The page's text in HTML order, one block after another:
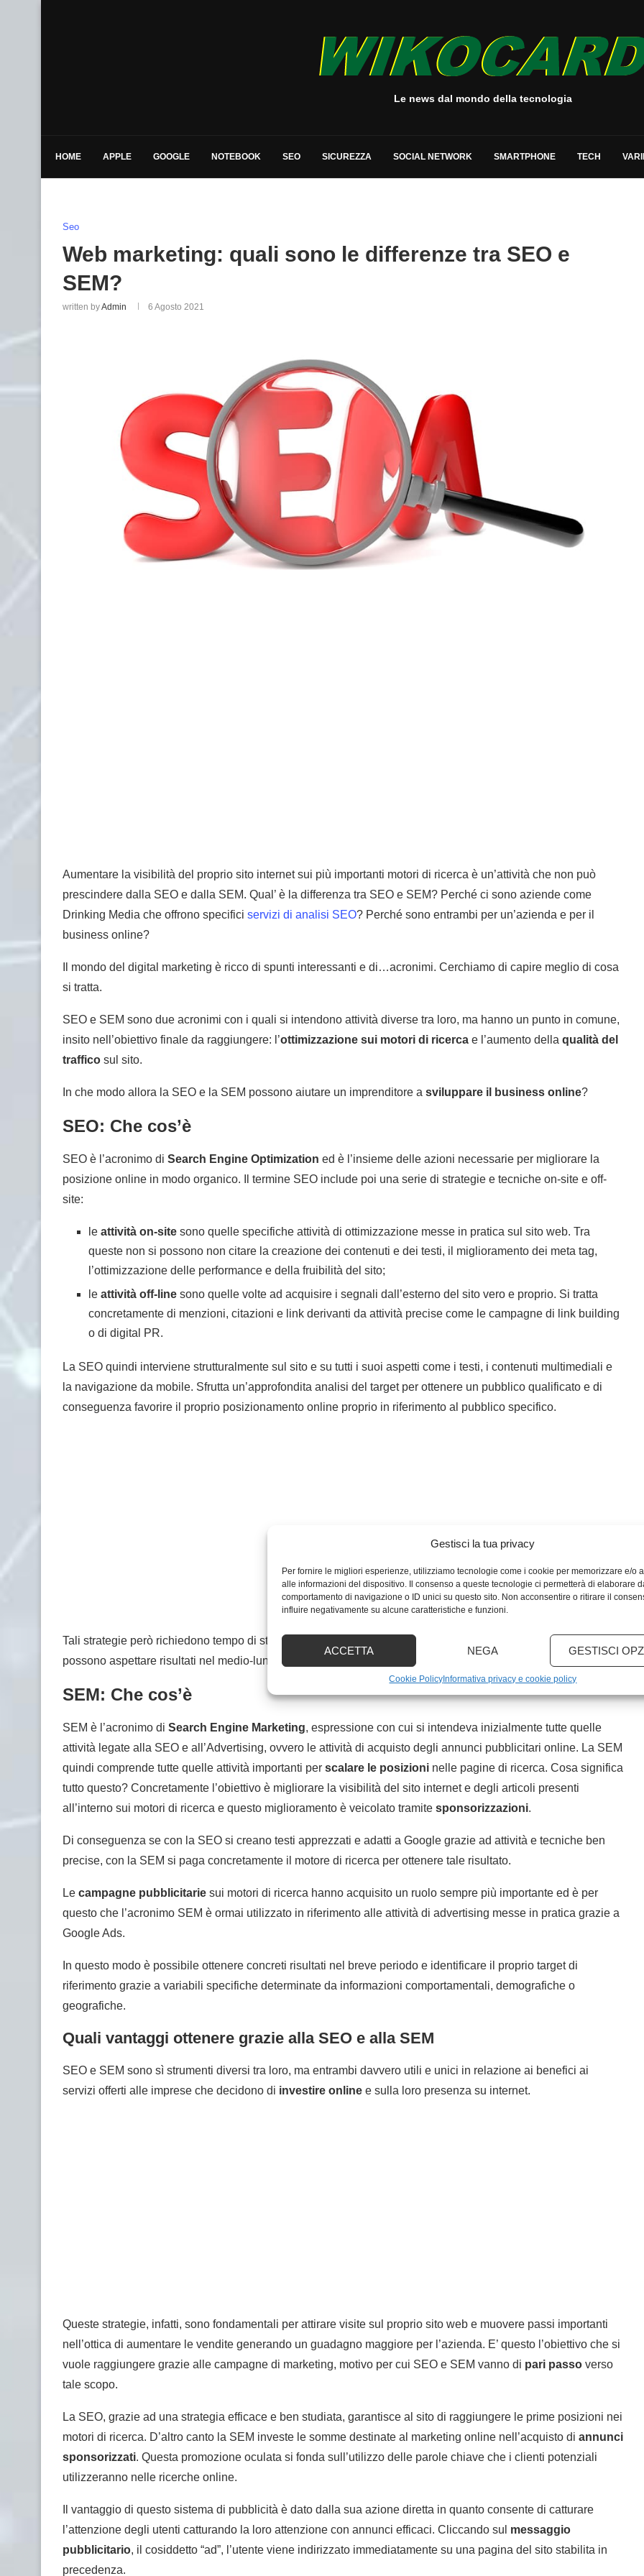
Gestisci la tua privacy
Per fornire le migliori esperienze, utilizziamo tecnologie come i cookie per memorizzare e/o
alle informazioni del dispositivo. Il consenso a queste tecnologie ci permetterà di elaborare
comportamento di navigazione o ID unici su questo sito. Non acconsentire o ritirare il
influire negativamente su alcune caratteristiche e funzioni.
ACCETTA NEGA GESTISCI
Cookie Policy Informativa privacy e cookie policy
Le news dal mondo della tecnologia
HOME APPLE GOOGLE NOTEBOOK SEO SICUREZZA SOCIAL NETWORK SMARTPHONE TECH
Seo
Web marketing: quali sono le differenze tra SEO e
SEM?
written byAdmin 6 Agosto 2021
Aumentare la visibilità del proprio sito internet sui più importanti motori di ricerca è un’attività che non può
prescindere dalla SEO e dalla SEM. Qual’ è la differenza tra SEO e SEM? Perché ci sono aziende come
Drinking Media che offrono specifici servizi di analisi SEO? Perché sono entrambi per un’azienda e per il
business online?
Il mondo del digital marketing è ricco di spunti interessanti e di…acronimi. Cerchiamo di capire meglio di cosa
si tratta.
SEO e SEM sono due acronimi con i quali si intendono attività diverse tra loro, ma hanno un punto in comune,
insito nell’obiettivo finale da raggiungere: l’ottimizzazione sui motori di ricerca e l’aumento della qualità del
traffico sul sito.
In che modo allora la SEO e la SEM possono aiutare un imprenditore a sviluppare il business online?
SEO: Che cos’è
SEO è l’acronimo di Search Engine Optimization ed è l’insieme delle azioni necessarie per migliorare la
posizione online in modo organico. Il termine SEO include poi una serie di strategie e tecniche on-site e off-
site:
le attività on-site sono quelle specifiche attività di ottimizzazione messe in pratica sul sito web. Tra
queste non si possono non citare la creazione dei contenuti e dei testi, il miglioramento dei meta tag,
l’ottimizzazione delle performance e della fruibilità del sito;
le attività off-line sono quelle volte ad acquisire i segnali dall’esterno del sito vero e proprio. Si tratta
concretamente di menzioni, citazioni e link derivanti da attività precise come le campagne di link building
o di digital PR.
La SEO quindi interviene strutturalmente sul sito e su tutti i suoi aspetti come i testi, i contenuti multimediali e
la navigazione da mobile. Sfrutta un’approfondita analisi del target per ottenere un pubblico qualificato e di
conseguenza favorire il proprio posizionamento online proprio in riferimento al pubblico specifico.
Tali strategie però richiedono tempo di studio e soprattutto per ottenere risultati per cui grazie alla SEO ci si
possono aspettare risultati nel medio-lungo periodo.
SEM: Che cos’è
SEM è l’acronimo di Search Engine Marketing, espressione con cui si intendeva inizialmente tutte quelle
attività legate alla SEO e all’Advertising, ovvero le attività di acquisto degli annunci pubblicitari online. La SEM
quindi comprende tutte quelle attività importanti per scalare le posizioni nelle pagine di ricerca. Cosa significa
tutto questo? Concretamente l’obiettivo è migliorare la visibilità del sito internet e degli articoli presenti
all’interno sui motori di ricerca e questo miglioramento è veicolato tramite sponsorizzazioni.
Di conseguenza se con la SEO si creano testi apprezzati e adatti a Google grazie ad attività e tecniche ben
precise, con la SEM si paga concretamente il motore di ricerca per ottenere tale risultato.
Le campagne pubblicitarie sui motori di ricerca hanno acquisito un ruolo sempre più importante ed è per
questo che l’acronimo SEM è ormai utilizzato in riferimento alle attività di advertising messe in pratica grazie a
Google Ads.
In questo modo è possibile ottenere concreti risultati nel breve periodo e identificare il proprio target di
riferimento grazie a variabili specifiche determinate da informazioni comportamentali, demografiche o
geografiche.
Quali vantaggi ottenere grazie alla SEO e alla SEM
SEO e SEM sono sì strumenti diversi tra loro, ma entrambi davvero utili e unici in relazione ai benefici ai
servizi offerti alle imprese che decidono di investire online e sulla loro presenza su internet.
Queste strategie, infatti, sono fondamentali per attirare visite sul proprio sito web e muovere passi importanti
nell’ottica di aumentare le vendite generando un guadagno maggiore per l’azienda. E’ questo l’obiettivo che si
vuole raggiungere grazie alle campagne di marketing, motivo per cui SEO e SEM vanno di pari passo verso
tale scopo.
La SEO, grazie ad una strategia efficace e ben studiata, garantisce al sito di raggiungere le prime posizioni nei
motori di ricerca. D’altro canto la SEM investe le somme destinate al marketing online nell’acquisto di annunci
sponsorizzati. Questa promozione oculata si fonda sull’utilizzo delle parole chiave che i clienti potenziali
utilizzeranno nelle ricerche online.
Il vantaggio di questo sistema di pubblicità è dato dalla sua azione diretta in quanto consente di catturare
l’attenzione degli utenti catturando la loro attenzione con annunci efficaci. Cliccando sul messaggio
pubblicitario, il cosiddetto “ad”, l’utente viene indirizzato immediatamente su una pagina del sito stabilita in
precedenza.